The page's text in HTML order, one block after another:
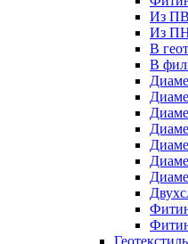
Из
Из
В
В